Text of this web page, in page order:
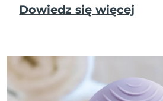
Dowiedz się więcej